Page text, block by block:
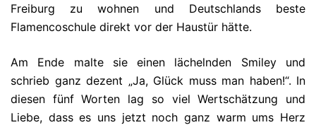
Freiburg zu wohnen und Deutschlands beste
Flamencoschule direkt vor der Haustür hätte.
Am Ende malte sie einen lächelnden Smiley und
schrieb ganz dezent „Ja, Glück muss man haben!“. In
diesen fünf Worten lag so viel Wertschätzung und
Liebe, dass es uns jetzt noch ganz warm ums Herz